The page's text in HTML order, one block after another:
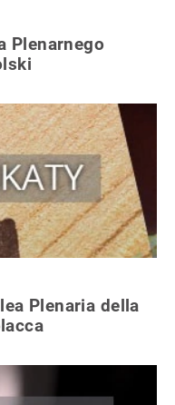
Plenarnego
Plenaria della